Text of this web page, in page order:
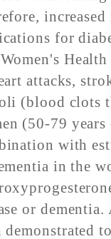
for
attacks,
(blood clots
(50-79
with
in the
or
demonstrated